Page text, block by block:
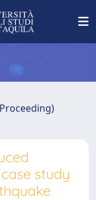
study